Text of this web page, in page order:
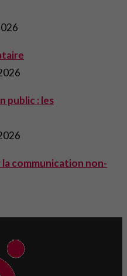
public : les
communication non-